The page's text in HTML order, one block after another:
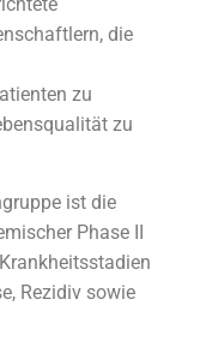
die
zu
zu
ist die
Phase II
Rezidiv sowie